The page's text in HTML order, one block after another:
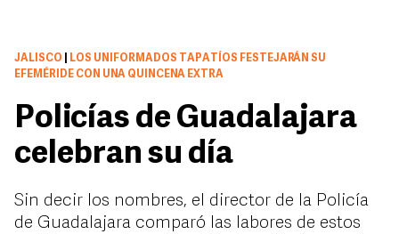
JALISCO
LOS UNIFORMADOS TAPATÍOS FESTEJARÁN SU
EFEMÉRIDE CON UNA QUINCENA EXTRA
Policías de Guadalajara
celebran su día
Sin decir los nombres, el director de la Policía
de Guadalajara comparó las labores de estos